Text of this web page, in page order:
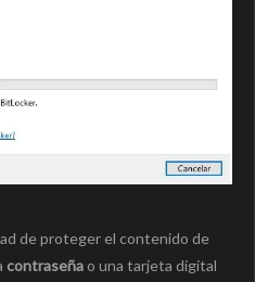
de proteger el contenido de
contraseñao una tarjeta digital